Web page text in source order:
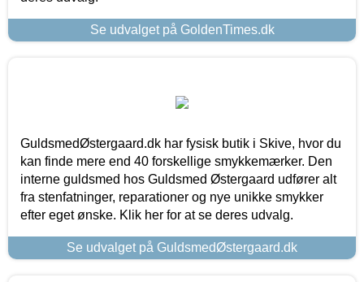
Se udvalget på GoldenTimes.dk
GuldsmedØstergaard.dk har fysisk butik i Skive, hvor du
kan finde mere end 40 forskellige smykkemærker. Den
interne guldsmed hos Guldsmed Østergaard udfører alt
fra stenfatninger, reparationer og nye unikke smykker
efter eget ønske. Klik her for at se deres udvalg.
Se udvalget på GuldsmedØstergaard.dk